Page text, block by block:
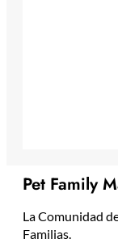
Pet Family
La Comunidad
Familias.